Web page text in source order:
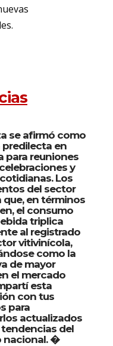
se afirmó como
en
para reuniones
y
Los
del sector
que, en términos
el consumo
triplica
al registrado
vitivinícola,
como la
de mayor
el mercado
esta
con tus
para
actualizados
del
nacional. �